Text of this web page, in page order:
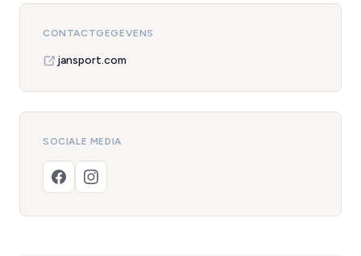
CONTACTGEGEVENS
jansport.com
SOCIALE MEDIA